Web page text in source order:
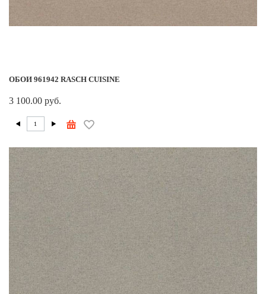
ОБОИ 961942 RASCH CUISINE
3 100.00 руб.